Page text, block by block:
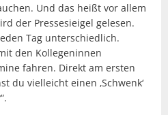
Und das heißt vor allem
der Pressesieigel gelesen.
Tag unterschiedlich.
den Kollegeninnen
fahren. Direkt am ersten
du vielleicht einen ‚Schwenk‘